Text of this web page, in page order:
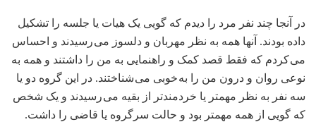
در آنجا چند نفر مرد را دیدم که گویی یک هیات یا جلسه را تشکیل
داده بودند. آنها همه به نظر مهربان و دلسوز می رسیدند و احساس
می کردم که فقط قصد کمک و راهنمایی به من را داشتند و همه به
نوعی روان و درون من را به خوبی می شناختند. در این گروه دو یا
سه نفر به نظر مهمتر یا خردمندتر از بقیه می رسیدند و یک شخص
که گویی از همه مهمتر بود و حالت سرگروه یا قاضی را داشت.